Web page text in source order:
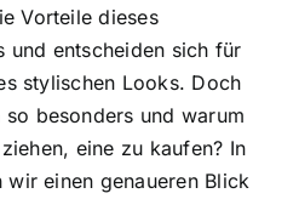
Vorteile dieses
und entscheiden sich für
stylischen Looks. Doch
besonders und warum
eine zu kaufen? In
einen genaueren Blick